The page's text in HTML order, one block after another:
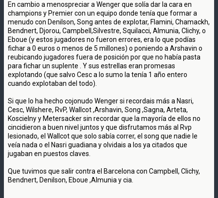
En cambio a menospreciar a Wenger que solía dar la cara en
champions y Premier con un equipo donde tenía que formar a
menudo con Denilson, Song antes de explotar, Flamini, Chamackh,
Bendnert, Djorou, Campbell,Silvestre, Squilacci, Almunia, Clichy, o
Eboue (y estos jugadores no fueron errores, era lo que podías
fichar a 0 euros o menos de 5 millones) o poniendo a Arshavin o
reubicando jugadores fuera de posición por que no había pasta
para fichar un suplente . Y sus estrellas eran promesas
explotando (que salvo Cesc a lo sumo la tenía 1 año entero
cuando explotaban del todo).
Si que lo ha hecho cojonudo Wenger si recordais más a Nasri,
Cesc, Wilshere, RvP, Wallcot ,Arshavin, Song ,Sagna, Arteta,
Koscielny y Metersacker sin recordar que la mayoría de ellos no
cincidieron a buen nivel juntos y que disfrutamos más al Rvp
lesionado, el Wallcot que solo sabía correr, el song que nadie le
veía nada o el Nasri guadiana y olvidais a los ya citados que
jugaban en puestos claves.
Que tuvimos que salir contra el Barcelona con Campbell, Clichy,
Bendnert, Denilson, Eboue ,Almunia y cia.